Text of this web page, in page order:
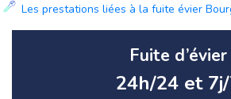
Les prestations liées à la fuite évier
Fuite d’évier
24h/24 et